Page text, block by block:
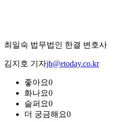
최일숙 법무법인 한결 변호사
김지호 기자jh@etoday.co.kr
좋아요0
화나요0
슬퍼요0
더 궁금해요0